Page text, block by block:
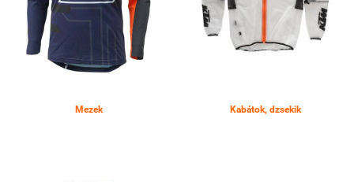
Mezek Kabátok, dzsekik